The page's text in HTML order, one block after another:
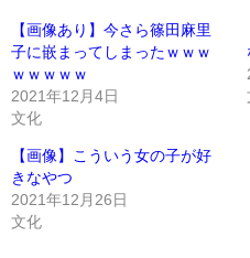
【画像あり】今さら篠田麻里
子に嵌まってしまったｗｗｗ
ｗｗｗｗｗ
2021年12月4日
文化
【画像】こういう女の子が好
きなやつ
2021年12月26日
文化